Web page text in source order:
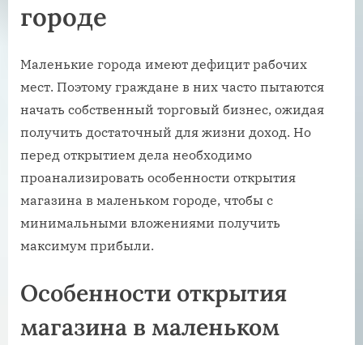
городе
Маленькие города имеют дефицит рабочих
мест. Поэтому граждане в них часто пытаются
начать собственный торговый бизнес, ожидая
получить достаточный для жизни доход. Но
перед открытием дела необходимо
проанализировать особенности открытия
магазина в маленьком городе, чтобы с
минимальными вложениями получить
максимум прибыли.
Особенности открытия
магазина в маленьком